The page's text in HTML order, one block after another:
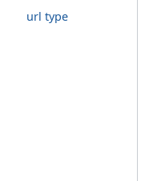
url type